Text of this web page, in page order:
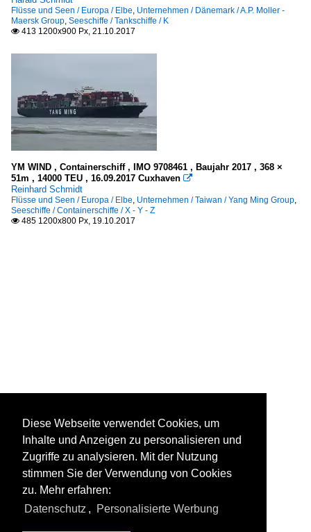
Flüsse und Seen / Europa / Elbe Unternehmen / Dänemark / A.P. Moller -
Maersk Group Seeschiffe / Tankschiffe / K
 413 1200x900 Px, 21.10.2017
YM WIND , Containerschiff , IMO 9708461 , Baujahr 2017 , 368 ×
51m , 14000 TEU , 16.09.2017 Cuxhaven 
Reinhard Schmidt
Flüsse und Seen / Europa / Elbe Unternehmen / Taiwan / Yang Ming Group
Seeschiffe / Containerschiffe / X - Y - Z
 485 1200x800 Px, 19.10.2017
Diese Webseite verwendet Cookies, um
Inhalte und Anzeigen zu personalisieren und
Zugriffe zu analysieren. Mit der Nutzung
stimmen Sie der Verwendung von Cookies
zu. Mehr erfahren:
Datenschutz , Personalisierte Werbung